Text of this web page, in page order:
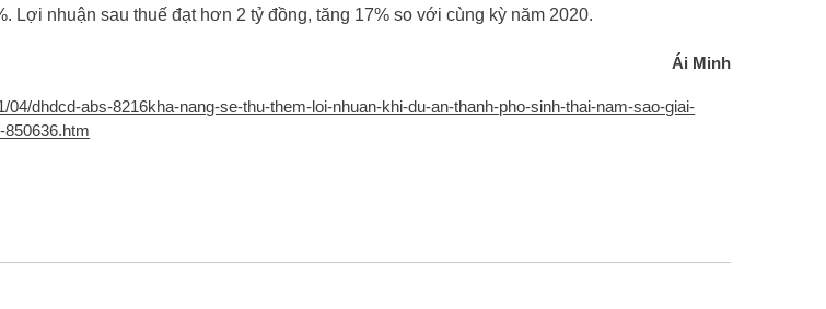
Lợi nhuận sau thuế đạt hơn 2 tỷ đồng, tăng 17% so với cùng kỳ năm 2020.
Ái Minh
04/dhdcd-abs-8216kha-nang-se-thu-them-loi-nhuan-khi-du-an-thanh-pho-sinh-thai-nam-sao-giai-
850636.htm